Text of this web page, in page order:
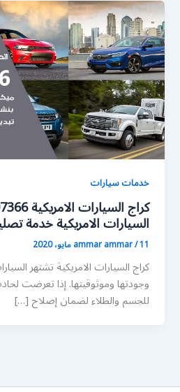
خدمات سيارات
السيارات الامريكية خدمة
ammar ammar/11 مايو، 2020
كراج السيارات الامريكية تشتهر
وجودتها وموثوقيتها. إذا تعرضت
للجسم والطلاء لضمان إصلاح […]